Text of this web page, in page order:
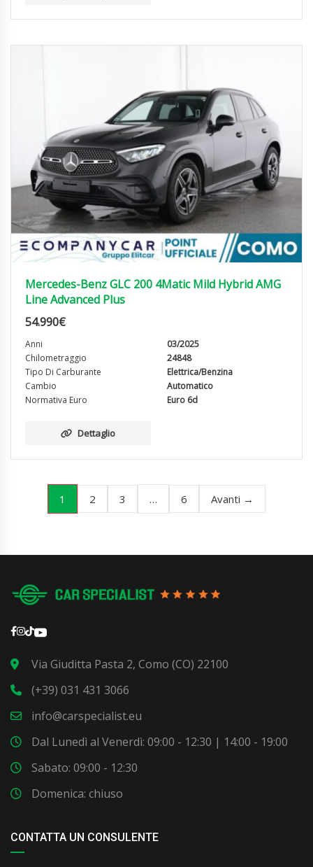
Mercedes-Benz GLC 200 4Matic Mild Hybrid AMG
Line Advanced Plus
54.990€
Anni
03/2025
Chilometraggio
24848
Tipo Di Carburante
Elettrica/Benzina
Cambio
Automatico
Normativa Euro
Euro 6d
Dettaglio
1 2 3 … 6 Avanti →
Via Giuditta Pasta 2, Como (CO) 22100
(+39) 031 431 3066
info@carspecialist.eu
Dal Lunedì al Venerdì: 09:00 - 12:30 | 14:00 - 19:00
Sabato: 09:00 - 12:30
Domenica: chiuso
CONTATTA UN CONSULENTE